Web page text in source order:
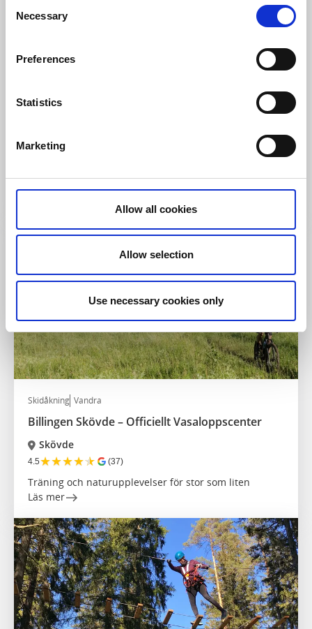
Selection
Necessary
Preferences
Statistics
Marketing
Allow all cookies
Allow selection
Use necessary cookies only
Stugor och stugbyar
Skövde
Boende på möjligheternas berg
Skidåkning Vandra
Billingen Skövde – Officiellt Vasaloppscenter
Skövde
4.5★★★★★ (37)
Träning och naturupplevelser för stor som liten
Läs mer